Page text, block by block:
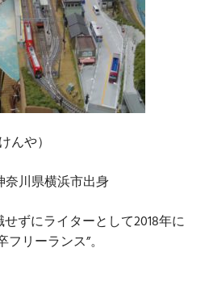
んや）
川県横浜市出身
ずにライターとして2018年に
リーランス”。